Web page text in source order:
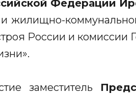
Федерации
жилищно-
России и комиссии
заместитель